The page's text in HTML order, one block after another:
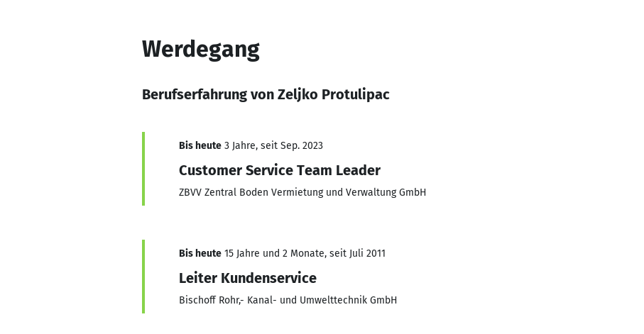
Werdegang
Berufserfahrung von Zeljko Protulipac
Bis heute 3 Jahre, seit Sep. 2023
Customer Service Team Leader
ZBVV Zentral Boden Vermietung und Verwaltung GmbH
Bis heute 15 Jahre und 2 Monate, seit Juli 2011
Leiter Kundenservice
Bischoff Rohr,- Kanal- und Umwelttechnik GmbH